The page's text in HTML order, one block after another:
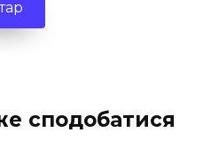
сподобатися